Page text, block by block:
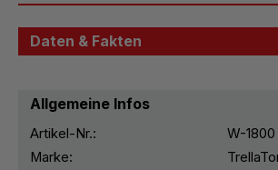
Daten & Fakten
Allgemeine Infos
Artikel-Nr.:
W-1800
Marke: